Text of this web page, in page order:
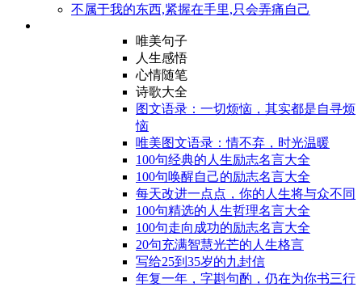
不属于我的东西,紧握在手里,只会弄痛自己
唯美句子
人生感悟
心情随笔
诗歌大全
图文语录：一切烦恼，其实都是自寻烦
恼
唯美图文语录：情不弃，时光温暖
100句经典的人生励志名言大全
100句唤醒自己的励志名言大全
每天改进一点点，你的人生将与众不同
100句精选的人生哲理名言大全
100句走向成功的励志名言大全
20句充满智慧光芒的人生格言
写给25到35岁的九封信
年复一年，字斟句酌，仍在为你书三行